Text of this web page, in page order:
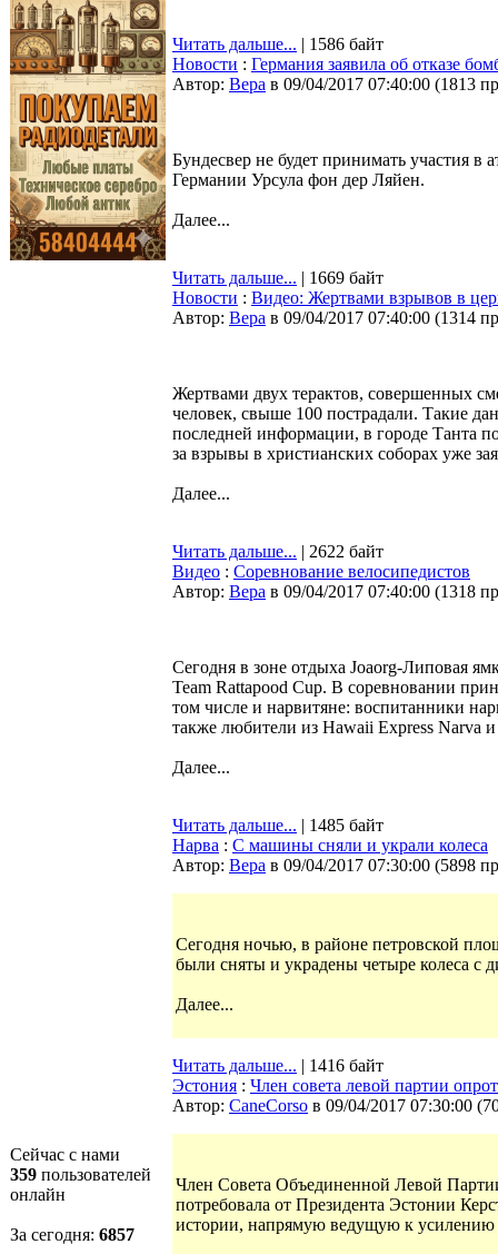
Сейчас с нами
359 пользователей
онлайн
За сегодня: 6857
Читать дальше... | 1586 байт
Новости : Германия заявила об отказе
Автор: Bepa в 09/04/2017 07:40:00 (1813
Бундесвер не будет принимать участия
Германии Урсула фон дер Ляйен.
Далее...
Читать дальше... | 1669 байт
Новости : Видео: Жертвами взрывов в
Автор: Bepa в 09/04/2017 07:40:00 (1314
Жертвами двух терактов, совершенных
человек, свыше 100 пострадали. Такие
последней информации, в городе Танта
за взрывы в христианских соборах уже
Далее...
Читать дальше... | 2622 байт
Видео : Соревнование велосипедистов
Автор: Bepa в 09/04/2017 07:40:00 (1318
Сегодня в зоне отдыха Joaorg-Липовая
Team Rattapood Cup. В соревновании
том числе и нарвитяне: воспитанники
также любители из Hawaii Express Narva
Далее...
Читать дальше... | 1485 байт
Нарва : С машины сняли и украли колеса
Автор: Bepa в 09/04/2017 07:30:00 (5898
Сегодня ночью, в районе петровской
были сняты и украдены четыре колеса с
Далее...
Читать дальше... | 1416 байт
Эстония : Член совета левой партии
Автор: CaneCorso в 09/04/2017 07:30:00 (
Член Совета Объединенной Левой
потребовала от Президента Эстонии
истории, напрямую ведущую к